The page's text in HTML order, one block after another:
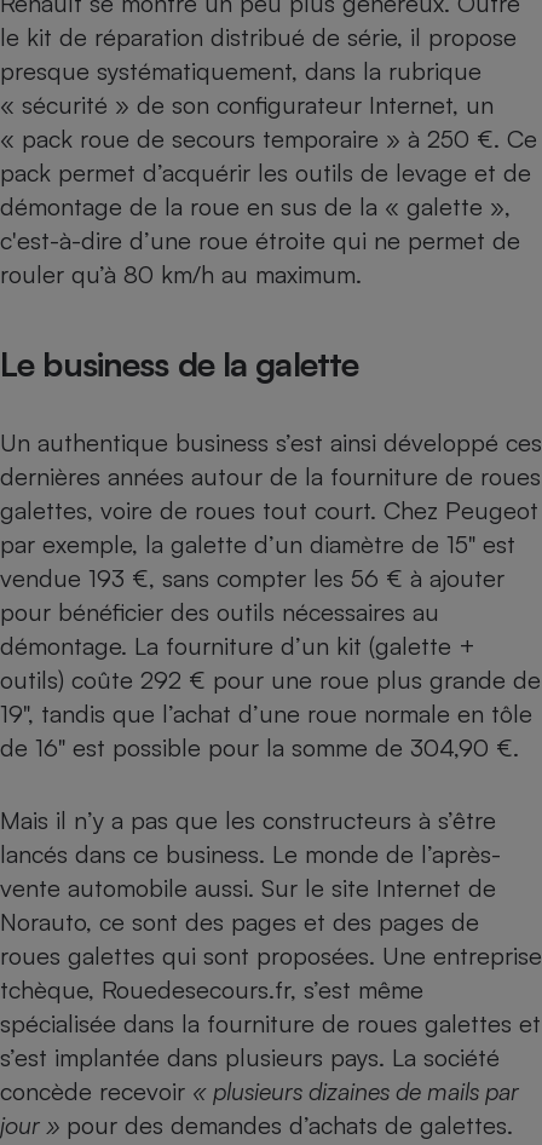
le kit de réparation distribué de série, il propose
presque systématiquement, dans la rubrique
« sécurité » de son configurateur Internet, un
« pack roue de secours temporaire » à 250 €. Ce
pack permet d’acquérir les outils de levage et de
démontage de la roue en sus de la « galette »,
c'est-à-dire d’une roue étroite qui ne permet de
rouler qu’à 80 km/h au maximum.
Le business de la galette
Un authentique business s’est ainsi développé ces
dernières années autour de la fourniture de roues
galettes, voire de roues tout court. Chez Peugeot
par exemple, la galette d’un diamètre de 15" est
vendue 193 €, sans compter les 56 € à ajouter
pour bénéficier des outils nécessaires au
démontage. La fourniture d’un kit (galette +
outils) coûte 292 € pour une roue plus grande de
19", tandis que l’achat d’une roue normale en tôle
de 16" est possible pour la somme de 304,90 €.
Mais il n’y a pas que les constructeurs à s’être
lancés dans ce business. Le monde de l’après-
vente automobile aussi. Sur le site Internet de
Norauto, ce sont des pages et des pages de
roues galettes qui sont proposées. Une entreprise
tchèque, Rouedesecours.fr, s’est même
spécialisée dans la fourniture de roues galettes et
s’est implantée dans plusieurs pays. La société
concède recevoir « plusieurs dizaines de mails par
jour » pour des demandes d’achats de galettes.